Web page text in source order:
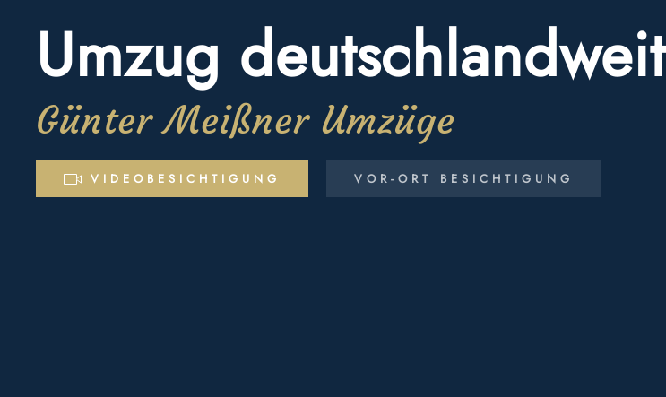
Umzug deutschlandweit
Günter Meißner Umzüge
VIDEOBESICHTIGUNG VOR-ORT BESICHTIGUNG